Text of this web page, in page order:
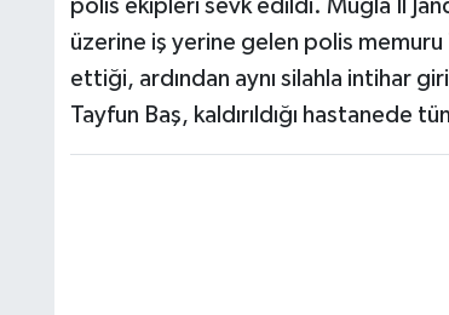
polis ekipleri sevk edildi. Muğla İl
üzerine iş yerine gelen polis
ettiği, ardından aynı silahla intihar
Tayfun Baş, kaldırıldığı hastanede